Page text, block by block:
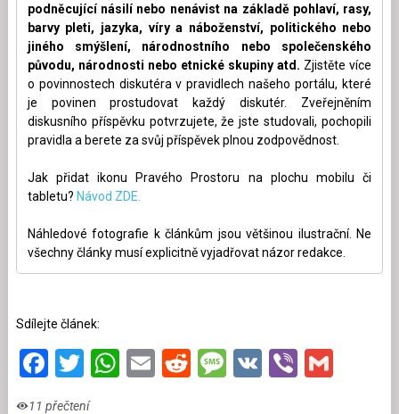
podněcující násilí nebo nenávist na základě pohlaví, rasy,
barvy pleti, jazyka, víry a náboženství, politického nebo
jiného smýšlení, národnostního nebo společenského
původu, národnosti nebo etnické skupiny atd. Zjistěte více
o povinnostech diskutéra v pravidlech našeho portálu, které
je povinen prostudovat každý diskutér. Zveřejněním
diskusního příspěvku potvrzujete, že jste studovali, pochopili
pravidla a berete za svůj příspěvek plnou zodpovědnost.
Jak přidat ikonu Pravého Prostoru na plochu mobilu či
tabletu? Návod ZDE.
Náhledové fotografie k článkům jsou většinou ilustrační. Ne
všechny články musí explicitně vyjadřovat názor redakce.
Sdílejte článek:
Facebook
Twitter
WhatsApp
EmailRedditMessage
VKViber
11 přečtení